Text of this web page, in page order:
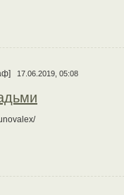
17.06.2019, 05:08